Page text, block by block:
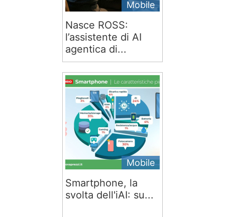
Mobile
Nasce ROSS:
l’assistente di AI
agentica di...
Mobile
Smartphone, la
svolta dell'iAI: su...